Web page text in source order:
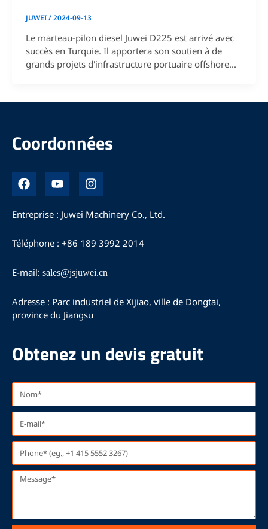
JUWEI/2024-09-13
Le marteau-pilon diesel Juwei D225 est arrivé avec
succès en Turquie. Il apportera son soutien à de
grands projets d'infrastructure portuaire offshore...
Coordonnées
F
a
c
e
o
o
Y
o
u
t
u
e
I
n
s
t
g
r
m
Entreprise : Juwei Machinery Co., Ltd.
Téléphone : +86 189 3992 2014
E-mail: sales@jsjuwei.cn
Adresse : Parc industriel de Xijiao, ville de Dongtai,
province du Jiangsu
Obtenez un devis gratuit